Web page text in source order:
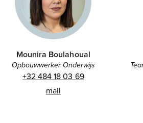
Mounira Boulahoual
Opbouwwerker Onderwijs
+32 484 18 03 69
mail